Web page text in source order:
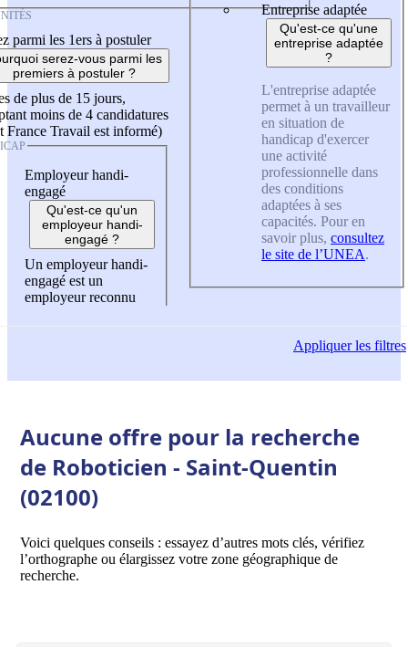
parmi les 1ers à postuler
serez-vous parmi les
premiers à postuler ?
de plus de 15 jours,
moins de 4 candidatures
France Travail est informé)
Employeur handi-
engagé
Qu'est-ce qu'un
employeur handi-
engagé ?
Un employeur handi-
engagé est un
employeur reconnu
Entreprise adaptée
Qu'est-ce qu'une
entreprise adaptée
?
L'entreprise adaptée
permet à un travailleur
en situation de
handicap d'exercer
une activité
professionnelle dans
des conditions
adaptées à ses
capacités. Pour en
savoir plus, consultez
le site de l’UNEA.
Appliquerles filtres
Aucune offre pour la recherche
de Roboticien - Saint-Quentin
(02100)
Voici quelques conseils : essayez d’autres mots clés, vérifiez
l’orthographe ou élargissez votre zone géographique de
recherche.